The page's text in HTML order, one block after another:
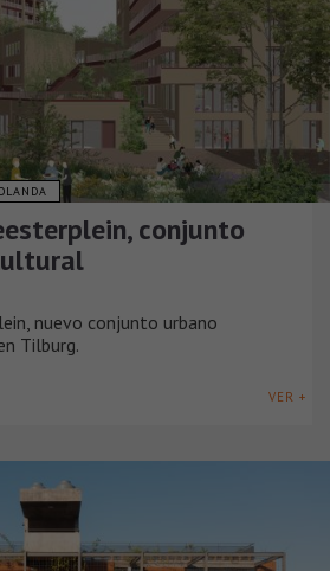
conjunto
nuevo conjunto urbano
Tilburg.
VER +